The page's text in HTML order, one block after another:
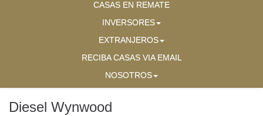
CASAS EN REMATE
INVERSORES
EXTRANJEROS
RECIBA CASAS VIA EMAIL
NOSOTROS
Diesel Wynwood